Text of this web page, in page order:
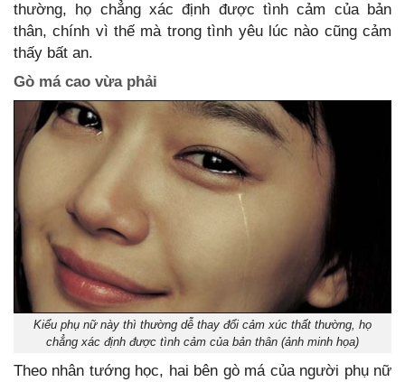
thường, họ chẳng xác định được tình cảm của bản
thân, chính vì thế mà trong tình yêu lúc nào cũng cảm
thấy bất an.
Gò má cao vừa phải
Kiểu phụ nữ này thì thường dễ thay đổi cảm xúc thất thường, họ
chẳng xác định được tình cảm của bản thân (ảnh minh họa)
Theo nhân tướng học, hai bên gò má của người phụ nữ